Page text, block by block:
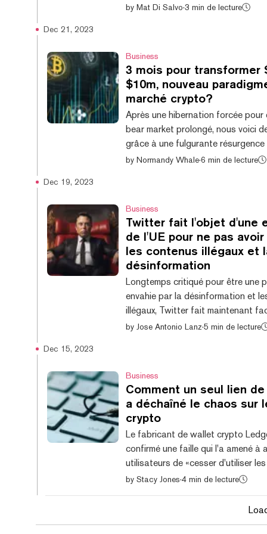
Les passionnés de crypto-
dessin animé de Mickey Mouse à
- est entré dans le domaine public.
signifie que d'autres artistes
maintenant utiliser la version
dessin animé pou...
by Mat Di Salvo·3 min de lecture
Dec 21, 2023
Business
3 mois pour transformer
$10m, nouveau
marché crypto?
Après une hibernation forcée pour
bear market prolongé, nous voici
grâce à une fulgurante résurgence
et un M&A trépidant qui voit
abouti ses discussions avec la
américaine pour ce qui s'annonce
amende record de $4.3 milliards et
incertaine pour son maintenant ex-
Les spéculations su...
by Normandy Whale·6 min de lecture
Dec 19, 2023
Business
Twitter fait l'objet d'une
de l'UE pour ne pas
les contenus illégaux et
désinformation
Longtemps critiqué pour être une
envahie par la désinformation et
illégaux, Twitter fait maintenant
première enquête officielle du
Twitter a répondu à la nouvelle loi
services numériques (DSA) de l'UE
fournissant un rapport sur la
contenu préparé en septembre, un
transparence...
by Jose Antonio Lanz·5 min de lecture
Dec 15, 2023
Business
Comment un seul lien
a déchaîné le chaos sur
crypto
Le fabricant de wallet crypto
confirmé une faille qui l'a amené à
utilisateurs de «cesser d'utiliser
un ancien employé est tombé dans
mail de l'ancien employé sont
by Stacy Jones·4 min de lecture